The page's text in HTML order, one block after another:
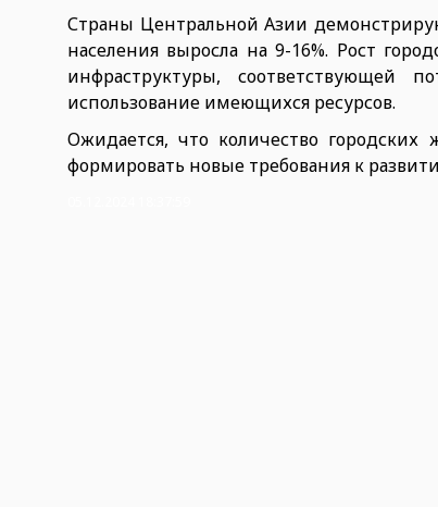
Страны Центральной Азии
населения выросла на 9-16%. Рост
инфраструктуры, соответствующей
использование имеющихся ресурсов.
Ожидается, что количество
формировать новые требования к